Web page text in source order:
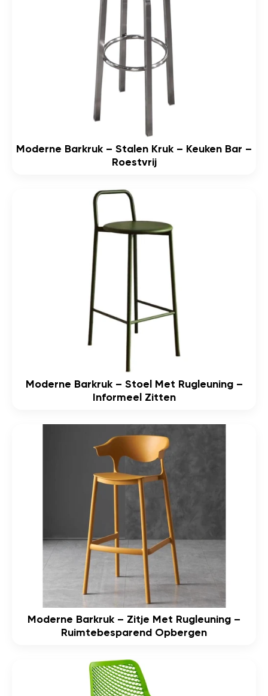
Moderne Barkruk – Stalen Kruk – Keuken Bar –
Roestvrij
Moderne Barkruk – Stoel Met Rugleuning –
Informeel Zitten
Moderne Barkruk – Zitje Met Rugleuning –
Ruimtebesparend Opbergen